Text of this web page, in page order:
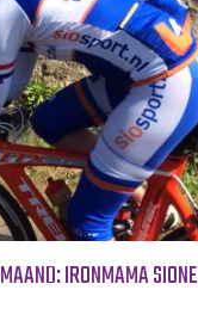
IRONMAMA SIONE